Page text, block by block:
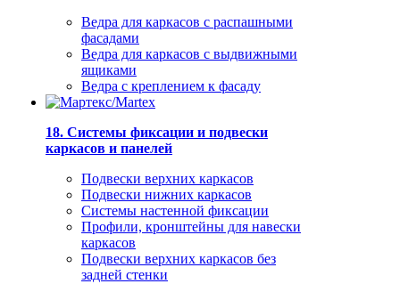
Ведра для каркасов с распашными
фасадами
Ведра для каркасов с выдвижными
ящиками
Ведра с креплением к фасаду
18. Системы фиксации и подвески
каркасов и панелей
Подвески верхних каркасов
Подвески нижних каркасов
Системы настенной фиксации
Профили, кронштейны для навески
каркасов
Подвески верхних каркасов без
задней стенки